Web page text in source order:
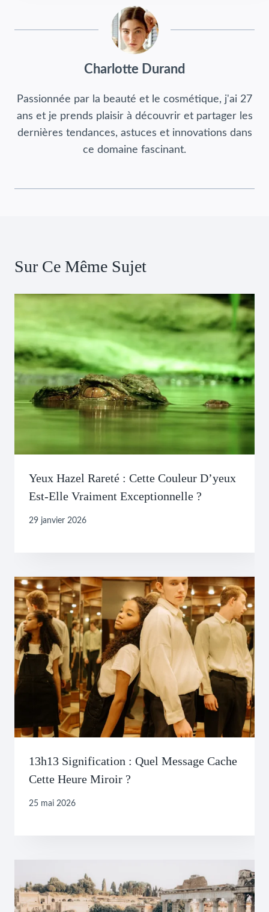
Charlotte Durand
Passionnée par la beauté et le cosmétique, j'ai 27
ans et je prends plaisir à découvrir et partager les
dernières tendances, astuces et innovations dans
ce domaine fascinant.
Sur Ce Même Sujet
Yeux Hazel Rareté : Cette Couleur D’yeux
Est-Elle Vraiment Exceptionnelle ?
29 janvier 2026
13h13 Signification : Quel Message Cache
Cette Heure Miroir ?
25 mai 2026